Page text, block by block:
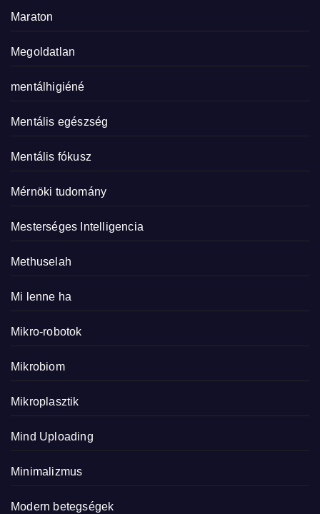
Maraton
Megoldatlan
mentálhigiéné
Mentális egészség
Mentális fókusz
Mérnöki tudomány
Mesterséges Intelligencia
Methuselah
Mi lenne ha
Mikro-robotok
Mikrobiom
Mikroplasztik
Mind Uploading
Minimalizmus
Modern betegségek